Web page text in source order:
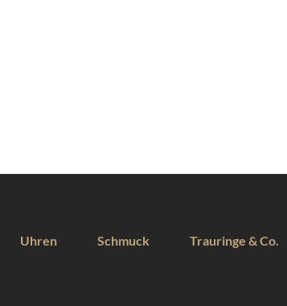
Uhren Schmuck Trauringe & Co.